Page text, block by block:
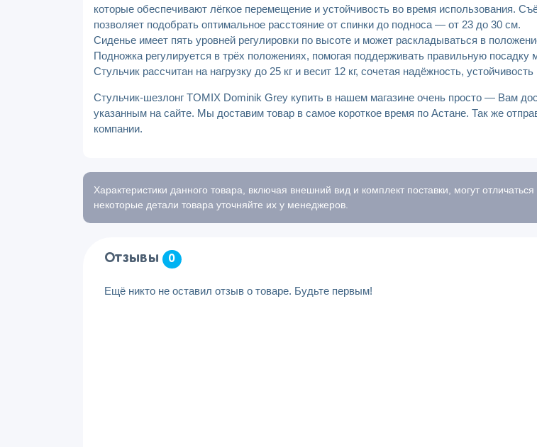
которые обеспечивают лёгкое перемещение и устойчивость во время использования.
позволяет подобрать оптимальное расстояние от спинки до подноса — от 23 до 30 см.
Сиденье имеет пять уровней регулировки по высоте и может раскладываться в
Подножка регулируется в трёх положениях, помогая поддерживать правильную
Стульчик рассчитан на нагрузку до 25 кг и весит 12 кг, сочетая надёжность,
Стульчик-шезлонг TOMIX Dominik Grey купить в нашем магазине очень просто — Вам
указанным на сайте. Мы доставим товар в самое короткое время по Астане. Так же
компании.
Характеристики данного товара, включая внешний вид и комплект поставки, могут
некоторые детали товара уточняйте их у менеджеров.
Отзывы 0
Ещё никто не оставил отзыв о товаре. Будьте первым!